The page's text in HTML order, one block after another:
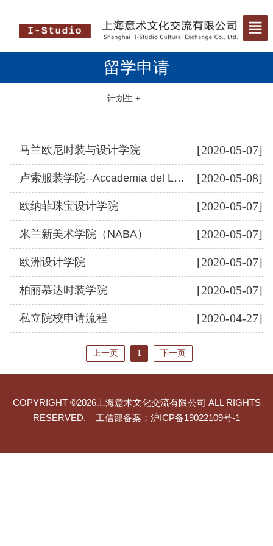
留学申请
计划生 +
私立院校 +
境外服务 +
[2020-05-07]
马兰欧尼时装与设计学院
[2020-05-08]
卢索服装学院--Accademia del Lusso
[2020-05-07]
欧纳菲珠宝设计学院
[2020-05-07]
米兰新美术学院（NABA）
[2020-05-07]
欧洲设计学院
[2020-05-07]
柏丽慕达时装学院
[2020-04-27]
私立院校申请流程
上一页 1 下一页
COPYRIGHT ©2026上海意术文化交流有限公司 ALL RIGHTS
RESERVED. 工信部备案： 沪ICP备19022109号-1